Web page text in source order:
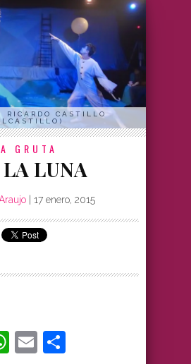
RICARDO CASTILLO
GRUTA
LUNA
| 17 enero, 2015
WhatsApp
Email